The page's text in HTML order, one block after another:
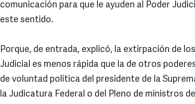
comunicación para que le ayuden al Poder
este sentido.
Porque, de entrada, explicó, la extirpación de
Judicial es menos rápida que la de otros
de voluntad política del presidente de la
la Judicatura Federal o del Pleno de ministros